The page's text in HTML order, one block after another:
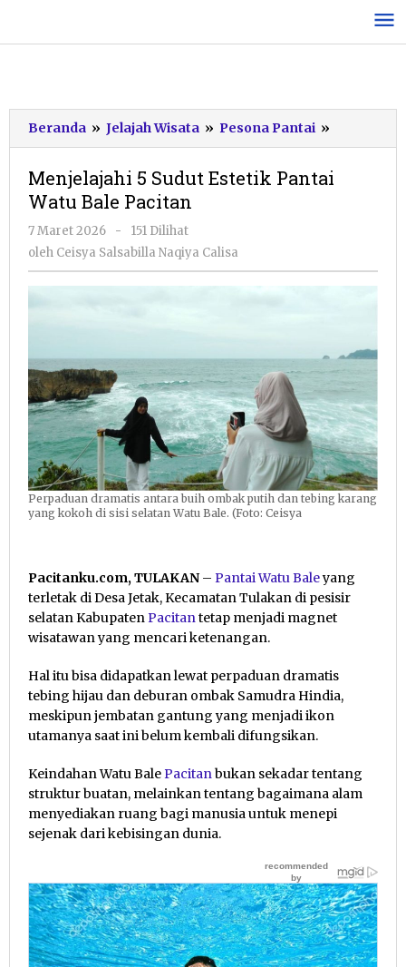
konten
Beranda » Jelajah Wisata » Pesona Pantai »
5
Estetik
Menjelajahi 5 Sudut Estetik Pantai
Watu Bale Pacitan
7 Maret 2026
oleh
Ceisya
-
151 Dilihat
oleh Ceisya Salsabilla Naqiya Calisa
Perpaduan dramatis antara buih ombak putih dan tebing karang
yang kokoh di sisi selatan Watu Bale. (Foto: Ceisya
Pacitanku.com, TULAKAN – Pantai Watu Baleyang
terletak di Desa Jetak, Kecamatan Tulakan di pesisir
selatan KabupatenPacitantetap menjadi magnet
wisatawan yang mencari ketenangan.
Hal itu bisa didapatkan lewat perpaduan dramatis
tebing hijau dan deburan ombak Samudra Hindia,
meskipun jembatan gantung yang menjadi ikon
utamanya saat ini belum kembali difungsikan.
Keindahan Watu BalePacitanbukan sekadar tentang
struktur buatan, melainkan tentang bagaimana alam
menyediakan ruang bagi manusia untuk menepi
sejenak dari kebisingan dunia.